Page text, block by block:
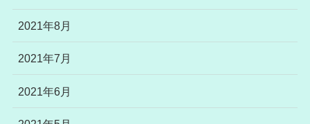
2021年8月
2021年7月
2021年6月